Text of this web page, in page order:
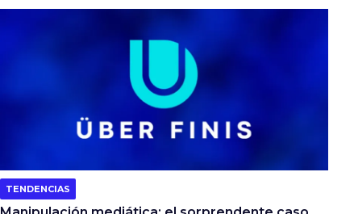
TENDENCIAS